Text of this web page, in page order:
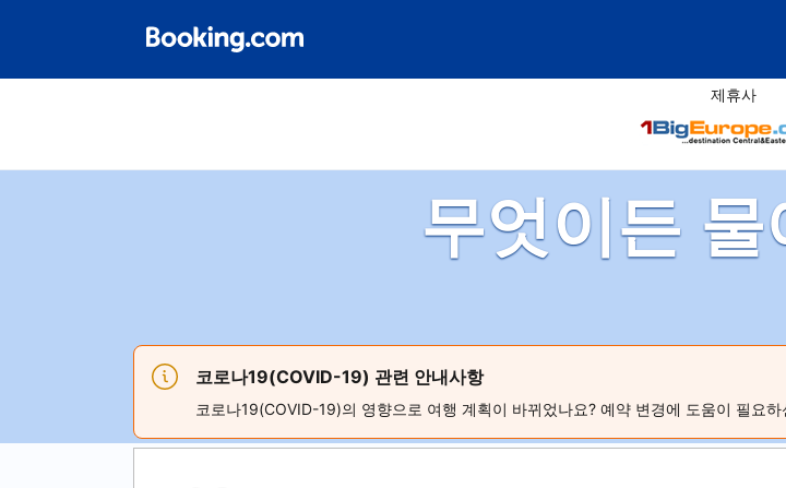
제휴사
무엇이든
코로나19(COVID-19) 관련 안내사항
코로나19(COVID-19)의 영향으로 여행 계획이 바뀌었나요? 예약 변경에 도움이 필요